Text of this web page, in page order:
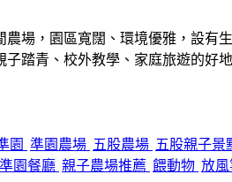
場，園區寬闊、環境優雅，設
踏青、校外教學、家庭旅遊的好地
園 準園農場 五股農場 五股親子景
準園餐廳 親子農場推薦 餵動物 放